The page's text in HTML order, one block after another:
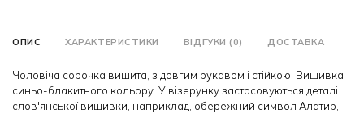
ОПИС ХАРАКТЕРИСТИКИ ВІДГУКИ (0) ДОСТАВКА
Чоловіча сорочка вишита, з довгим рукавом і стійкою. Вишивка
синьо-блакитного кольору. У візерунку застосовуються деталі
слов'янської вишивки, наприклад, обережний символ Алатир,